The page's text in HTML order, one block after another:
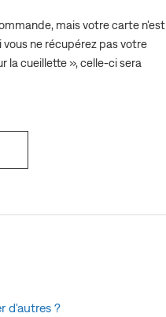
mais votre carte n'est
ne récupérez pas votre
la cueillette », celle-ci sera
d'autres ?